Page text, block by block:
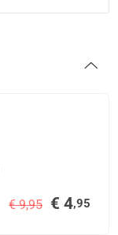
€ 9,95 € 4,95